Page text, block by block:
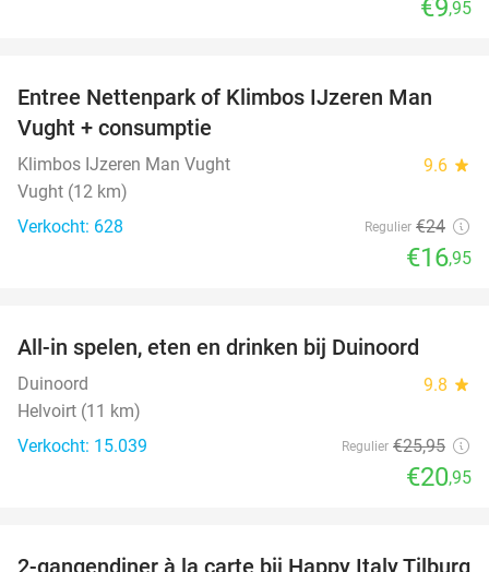
€9,95
29%
Entree Nettenpark of Klimbos IJzeren Man
Vught + consumptie
Klimbos IJzeren Man Vught 9.6 star
Vught (12 km)
Verkocht: 628
Regulier €24
€16,95
All-in spelen, eten en drinken bij Duinoord
Duinoord 9.8 star
Helvoirt (11 km)
Verkocht: 15.039
Regulier €25,95
€20,95
2-gangendiner à la carte bij Happy Italy Tilburg